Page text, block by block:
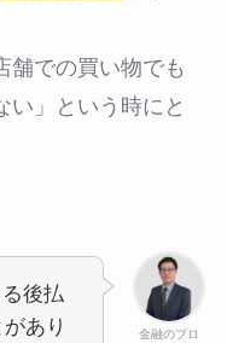
舗での買い物でも
い」という時にと
金融のプロ
後払
あり